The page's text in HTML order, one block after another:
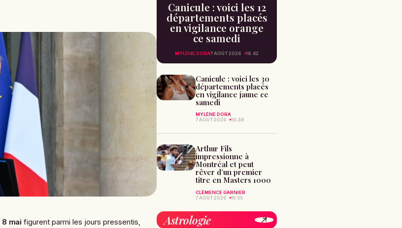
8 mai figurent parmi les jours pressentis,
Canicule : voici les 12
départements placés
en vigilance orange
ce samedi
MYLÈNE DORA7 AOÛT 2026 16:42
Canicule : voici les 30
départements placés
en vigilance jaune ce
samedi
MYLÈNE DORA
7 AOÛT 2026
16:38
Arthur Fils
impressionne à
Montréal et peut
rêver d’un premier
titre en Masters 1000
CLÉMENCE GARNIER
7 AOÛT 2026
15:55
Astrologie